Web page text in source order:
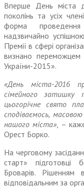
Вперше День міста
поколінь та усіх
форма
надзвичайно
Премії в сфері
визнано переможцем
України-2015».
«День міста-2016
сімейного затишку
цьогорічне свято
сподіваємось,
нашого міста», –
Орест Борко.
На черговому
старт» підготовці
Броварів.
відповідальним за